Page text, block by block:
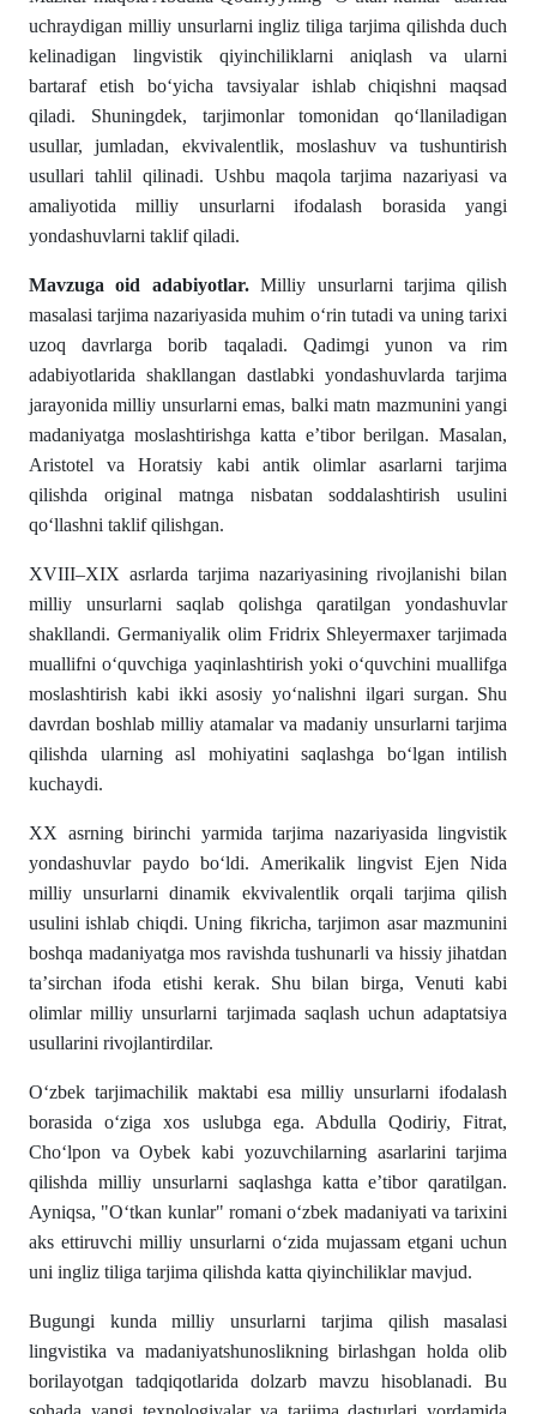
uchraydigan milliy unsurlarni ingliz tiliga tarjima qilishda duch
kelinadigan lingvistik qiyinchiliklarni aniqlash va ularni
bartaraf etish boʻyicha tavsiyalar ishlab chiqishni maqsad
qiladi. Shuningdek, tarjimonlar tomonidan qoʻllaniladigan
usullar, jumladan, ekvivalentlik, moslashuv va tushuntirish
usullari tahlil qilinadi. Ushbu maqola tarjima nazariyasi va
amaliyotida milliy unsurlarni ifodalash borasida yangi
yondashuvlarni taklif qiladi.
Mavzuga oid adabiyotlar.Milliy unsurlarni tarjima qilish
masalasi tarjima nazariyasida muhim oʻrin tutadi va uning tarixi
uzoq davrlarga borib taqaladi. Qadimgi yunon va rim
adabiyotlarida shakllangan dastlabki yondashuvlarda tarjima
jarayonida milliy unsurlarni emas, balki matn mazmunini yangi
madaniyatga moslashtirishga katta eʼtibor berilgan. Masalan,
Aristotel va Horatsiy kabi antik olimlar asarlarni tarjima
qilishda original matnga nisbatan soddalashtirish usulini
qoʻllashni taklif qilishgan.
XVIII–XIX asrlarda tarjima nazariyasining rivojlanishi bilan
milliy unsurlarni saqlab qolishga qaratilgan yondashuvlar
shakllandi. Germaniyalik olim Fridrix Shleyermaxer tarjimada
muallifni oʻquvchiga yaqinlashtirish yoki oʻquvchini muallifga
moslashtirish kabi ikki asosiy yoʻnalishni ilgari surgan. Shu
davrdan boshlab milliy atamalar va madaniy unsurlarni tarjima
qilishda ularning asl mohiyatini saqlashga boʻlgan intilish
kuchaydi.
XX asrning birinchi yarmida tarjima nazariyasida lingvistik
yondashuvlar paydo boʻldi. Amerikalik lingvist Ejen Nida
milliy unsurlarni dinamik ekvivalentlik orqali tarjima qilish
usulini ishlab chiqdi. Uning fikricha, tarjimon asar mazmunini
boshqa madaniyatga mos ravishda tushunarli va hissiy jihatdan
taʼsirchan ifoda etishi kerak. Shu bilan birga, Venuti kabi
olimlar milliy unsurlarni tarjimada saqlash uchun adaptatsiya
usullarini rivojlantirdilar.
Oʻzbek tarjimachilik maktabi esa milliy unsurlarni ifodalash
borasida oʻziga xos uslubga ega. Abdulla Qodiriy, Fitrat,
Choʻlpon va Oybek kabi yozuvchilarning asarlarini tarjima
qilishda milliy unsurlarni saqlashga katta eʼtibor qaratilgan.
Ayniqsa, "Oʻtkan kunlar" romani oʻzbek madaniyati va tarixini
aks ettiruvchi milliy unsurlarni oʻzida mujassam etgani uchun
uni ingliz tiliga tarjima qilishda katta qiyinchiliklar mavjud.
Bugungi kunda milliy unsurlarni tarjima qilish masalasi
lingvistika va madaniyatshunoslikning birlashgan holda olib
borilayotgan tadqiqotlarida dolzarb mavzu hisoblanadi. Bu